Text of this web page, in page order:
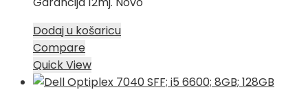
Dodaj u košaricu
Compare
Quick View